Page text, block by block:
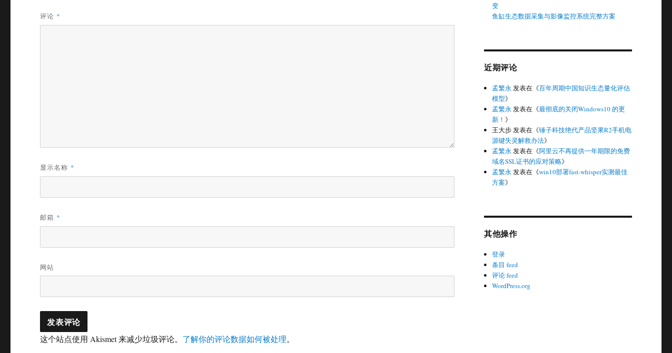
评论 *
显示名称 *
邮箱 *
网站
这个站点使用 Akismet 来减少垃圾评论。 了解你的评论数据如何被处理。
变
鱼缸生态数据采集与影像监控系统完整方案
近期评论
孟繁永 发表在《百年周期中国知识生态量化评估
模型》
孟繁永 发表在《最彻底的关闭Windows10 的更
新！ 》
王大步发表在《锤子科技绝代产品坚果R2手机电
源键失灵解救办法》
孟繁永 发表在《阿里云不再提供一年期限的免费
域名SSL证书的应对策略》
孟繁永 发表在《win10部署fast-whisper实测最佳
方案》
其他操作
登录
条目 feed
评论 feed
WordPress.org